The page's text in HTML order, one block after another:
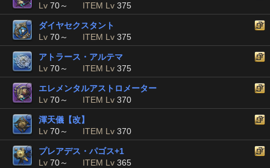
Lv 70～ ITEM Lv 375
ダイヤセクスタント
Lv 70～ ITEM Lv 375
アトラース・アルテマ
Lv 70～ ITEM Lv 375
エレメンタルアストロメーター
Lv 70～ ITEM Lv 370
渾天儀【改】
Lv 70～ ITEM Lv 370
プレアデス・パゴス+1
Lv 70～ ITEM Lv 365